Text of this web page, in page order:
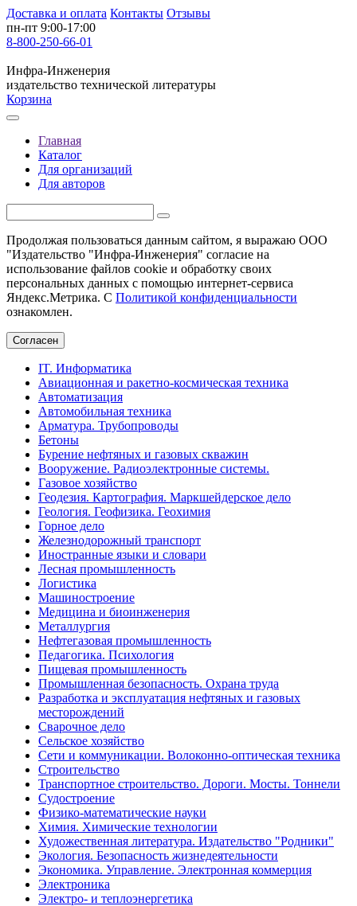
Доставка и оплата Контакты Отзывы
пн-пт 9:00-17:00
8-800-250-66-01
Инфра-Инженерия
издательство технической литературы
Корзина
Главная
Каталог
Для организаций
Для авторов
Продолжая пользоваться данным сайтом, я выражаю ООО
"Издательство "Инфра-Инженерия" согласие на
использование файлов cookie и обработку своих
персональных данных с помощью интернет-сервиса
Яндекс.Метрика. С Политикой конфиденциальности
ознакомлен.
Согласен
IT. Информатика
Авиационная и ракетно-космическая техника
Автоматизация
Автомобильная техника
Арматура. Трубопроводы
Бетоны
Бурение нефтяных и газовых скважин
Вооружение. Радиоэлектронные системы.
Газовое хозяйство
Геодезия. Картография. Маркшейдерское дело
Геология. Геофизика. Геохимия
Горное дело
Железнодорожный транспорт
Иностранные языки и словари
Лесная промышленность
Логистика
Машиностроение
Медицина и биоинженерия
Металлургия
Нефтегазовая промышленность
Педагогика. Психология
Пищевая промышленность
Промышленная безопасность. Охрана труда
Разработка и эксплуатация нефтяных и газовых
месторождений
Сварочное дело
Сельское хозяйство
Сети и коммуникации. Волоконно-оптическая техника
Строительство
Транспортное строительство. Дороги. Мосты. Тоннели
Судостроение
Физико-математические науки
Химия. Химические технологии
Художественная литература. Издательство "Родники"
Экология. Безопасность жизнедеятельности
Экономика. Управление. Электронная коммерция
Электроника
Электро- и теплоэнергетика